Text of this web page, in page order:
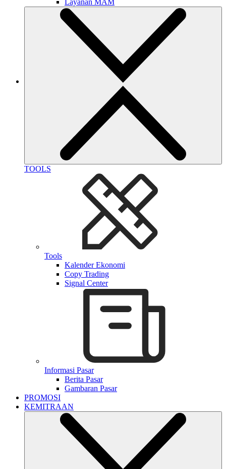
Layanan MAM
TOOLS
Tools
Kalender Ekonomi
Copy Trading
Signal Center
Informasi Pasar
Berita Pasar
Gambaran Pasar
PROMOSI
KEMITRAAN